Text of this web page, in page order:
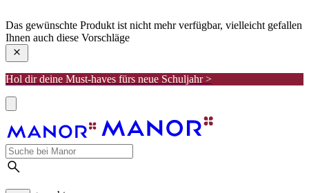
Das gewünschte Produkt ist nicht mehr verfügbar, vielleicht gefallen
Ihnen auch diese Vorschläge
Hol dir deine Must-haves fürs neue Schuljahr >